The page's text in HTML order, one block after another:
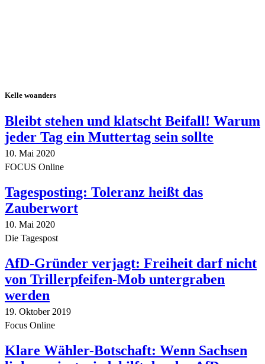
Kelle woanders
Bleibt stehen und klatscht Beifall! Warum
jeder Tag ein Muttertag sein sollte
10. Mai 2020
FOCUS Online
Tagesposting: Toleranz heißt das
Zauberwort
10. Mai 2020
Die Tagespost
AfD-Gründer verjagt: Freiheit darf nicht
von Trillerpfeifen-Mob untergraben
werden
19. Oktober 2019
Focus Online
Klare Wähler-Botschaft: Wenn Sachsen